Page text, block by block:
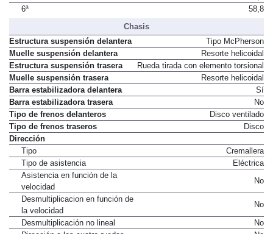
5ª
49,2
Chasis
Estructura suspensión delantera
Tipo McPherson
Muelle suspensión delantera
Resorte helicoidal
Estructura suspensión trasera
Rueda tirada con elemento torsional
Muelle suspensión trasera
Resorte helicoidal
Barra estabilizadora delantera
Sí
Barra estabilizadora trasera
No
Tipo de frenos delanteros
Disco ventilado
Tipo de frenos traseros
Dirección
Tipo
Cremallera
Tipo de asistencia
Asistencia en función de la
velocidad
Desmultiplicacion en función de
la velocidad